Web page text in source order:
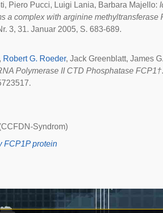
Piero Pucci, Luigi Lania, Barbara Majello:
a complex with arginine methyltransferase
3, 31. Januar 2005, S. 683-689.
Robert G. Roeder, Jack Greenblatt, James
Polymerase II CTD Phosphatase FCP1†
Syndrom)
FCP1P protein